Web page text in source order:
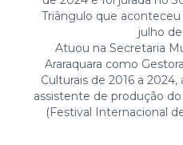
Triângulo que
julho
Atuou na Secretaria
Araraquara como
Culturais de 2016 a
assistente de produção
(Festival Internacional